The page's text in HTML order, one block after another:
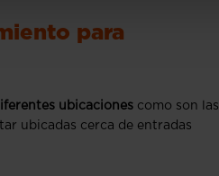
para
ubicaciones como son las
ubicadas cerca de entradas